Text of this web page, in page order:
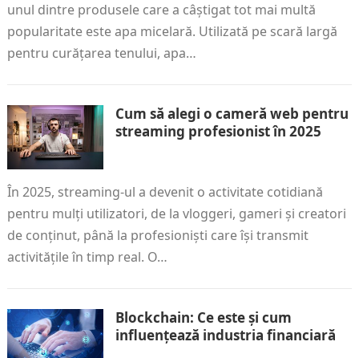
unul dintre produsele care a câștigat tot mai multă
popularitate este apa micelară. Utilizată pe scară largă
pentru curățarea tenului, apa…
Cum să alegi o cameră web pentru
streaming profesionist în 2025
În 2025, streaming-ul a devenit o activitate cotidiană
pentru mulți utilizatori, de la vloggeri, gameri și creatori
de conținut, până la profesioniști care își transmit
activitățile în timp real. O…
Blockchain: Ce este și cum
influențează industria financiară